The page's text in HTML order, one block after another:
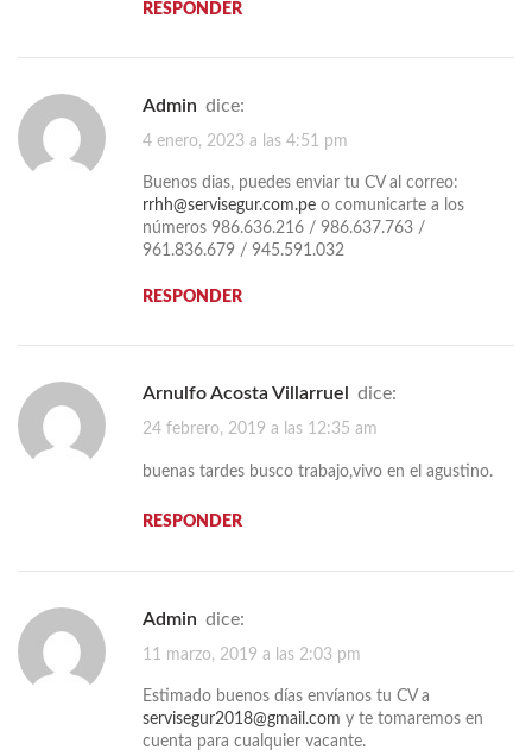
RESPONDER
admin dice:
4 enero, 2023 a las 4:51 pm
Buenos dias, puedes enviar tu CV al correo:
rrhh@servisegur.com.pe o comunicarte a los
números 986.636.216 / 986.637.763 /
961.836.679 / 945.591.032
RESPONDER
Arnulfo Acosta Villarruel dice:
24 febrero, 2019 a las 12:35 am
buenas tardes busco trabajo,vivo en el agustino.
RESPONDER
admin dice:
11 marzo, 2019 a las 2:03 pm
Estimado buenos días envíanos tu CV a
servisegur2018@gmail.com y te tomaremos en
cuenta para cualquier vacante.